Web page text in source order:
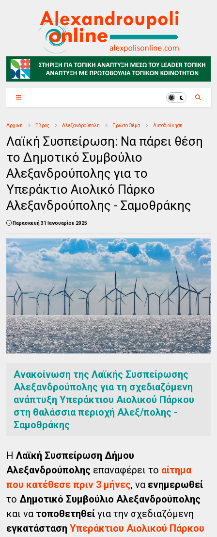
Αρχική Έβρος Αλεξανδρούπολη Πρώτο Θέμα Αυτοδιοίκηση
Λαϊκή Συσπείρωση: Να πάρει θέση
το Δημοτικό Συμβούλιο
Αλεξανδρούπολης για το
Υπεράκτιο Αιολικό Πάρκο
Αλεξανδρούπολης - Σαμοθράκης
Παρασκευή 31 Ιανουαρίου 2025
Ανακοίνωση της Λαϊκής Συσπείρωσης
Αλεξανδρούπολης για τη σχεδιαζόμενη
ανάπτυξη Υπεράκτιου Αιολικού Πάρκου
στη θαλάσσια περιοχή Αλεξ/πολης -
Σαμοθράκης
ΗΛαϊκή Συσπείρωση Δήμου
Αλεξανδρούπολης επαναφέρει το αίτημα
που κατέθεσε πριν 3 μήνες, να ενημερωθεί
τοΔημοτικό Συμβούλιο Αλεξανδρούπολης
και να τοποθετηθεί για την σχεδιαζόμενη
εγκατάστασηΥπεράκτιου Αιολικού Πάρκου